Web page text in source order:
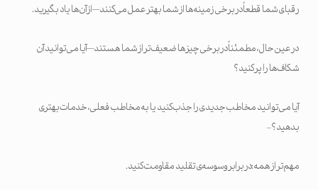
رقبای شما قطعاً در برخی زمینه‌ها از شما بهتر عمل می‌کنند— از آن‌ها یاد بگیرید.
در عین حال، مطمئناً در برخی چیزها ضعیف‌تر از شما هستند— آیا می‌توانید آن
شکاف‌ها را پر کنید؟
آیا می‌توانید مخاطب جدیدی را جذب کنید یا به مخاطب فعلی، خدمات بهتری
بدهید؟-
مهم‌تر از همه: در برابر وسوسه‌ی تقلید مقاومت کنید.